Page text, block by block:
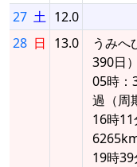
27 土 12.0
28 日 13.0
うみへ
390日）
05時：
過（周
16時
19時